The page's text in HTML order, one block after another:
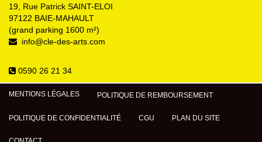
19, Rue Patrick SAINT-ELOI
97122 BAIE-MAHAULT
(grand parking 1600 m²)
info@cle-des-arts.com
0590 26 21 34
MENTIONS LÉGALES POLITIQUE DE REMBOURSEMENT
POLITIQUE DE CONFIDENTIALITÉ CGU PLAN DU SITE